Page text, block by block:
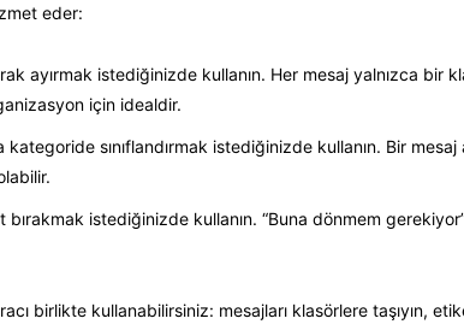
eder:
ayırmak istediğinizde kullanın. Her mesaj yalnızca bir
için idealdir.
sınıflandırmak istediğinizde kullanın. Bir mesaj
bırakmak istediğinizde kullanın. “Buna dönmem
birlikte kullanabilirsiniz: mesajları klasörlere taşıyın,